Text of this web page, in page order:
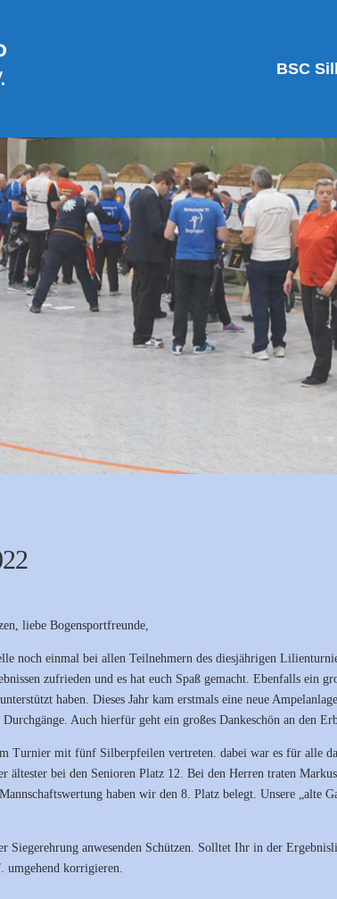
BSC
liebe Bogensportfreunde,
noch einmal bei allen Teilnehmern des diesjährigen
zufrieden und es hat euch Spaß gemacht. Ebenfalls ein
haben. Dieses Jahr kam erstmals eine neue
Auch hierfür geht ein großes Dankeschön an den
Turnier mit fünf Silberpfeilen vertreten. dabei war es für alle
ältester bei den Senioren Platz 12. Bei den Herren traten
haben wir den 8. Platz belegt. Unsere „alte
Siegerehrung anwesenden Schützen. Solltet Ihr in der
umgehend korrigieren.